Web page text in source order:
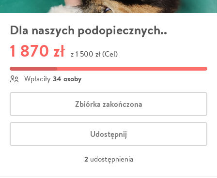
Dla naszych podopiecznych..
1 870 zł z 1 500 zł (Cel)
Wpłaciły 34 osoby
Zbiórka zakończona
Udostępnij
2 udostępnienia